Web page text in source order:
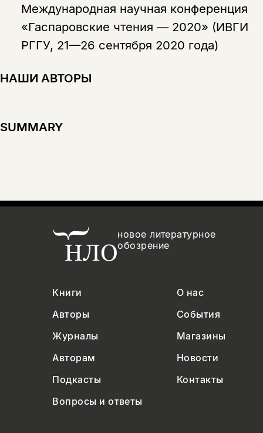
Международная научная конференция
«Гаспаровские чтения — 2020» (ИВГИ
РГГУ, 21—26 сентября 2020 года)
НАШИ АВТОРЫ
SUMMARY
новое литературное
обозрение
Книги
О нас
Авторы
События
Журналы
Магазины
Авторам
Новости
Подкасты
Контакты
Вопросы и ответы